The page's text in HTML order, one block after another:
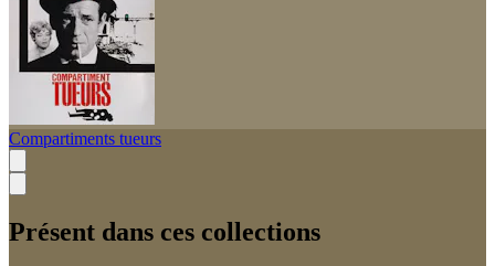
Compartiments tueurs
Présent dans ces collections